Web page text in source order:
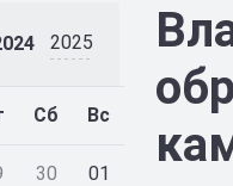
2025
Сб Вс
30 01